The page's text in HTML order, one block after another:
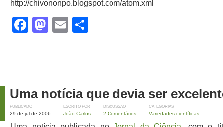
http://chivononpo.blogspot.com/atom.xml
Facebook
Mastodon
Email
Uma notícia que devia ser
PUBLICADO
29 de jul de 2006
ESCRITO POR
João Carlos
DISCUSSÃO
2 Comentários
CATEGORIAS
Variedades científicas